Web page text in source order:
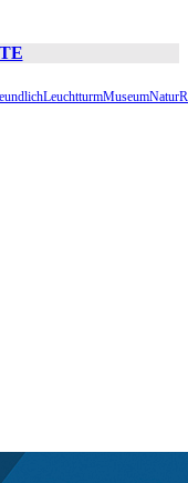
LeuchtturmMuseumNatur